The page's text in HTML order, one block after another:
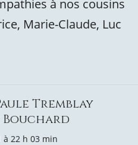
à nos cousins
Marie-Claude, Luc
Tremblay
Bouchard
à 22 h 03 min